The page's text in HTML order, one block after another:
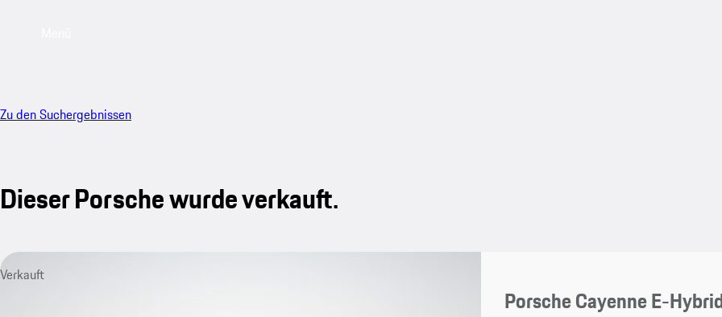
Zu den Suchergebnissen
Dieser Porsche wurde verkauft.
Verkauft
Porsche Cayenne E-